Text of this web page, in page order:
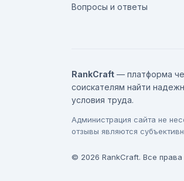
Вопросы и ответы
RankCraft — платформа
соискателям найти
условия труда.
Администрация сайта не
отзывы являются
© 2026 RankCraft. Все